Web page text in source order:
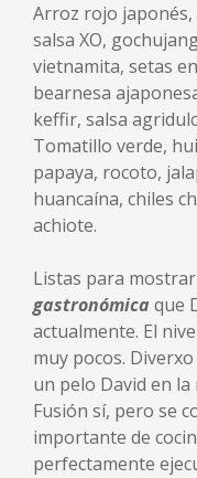
Arroz rojo japonés,
salsa XO,
vietnamita, setas
bearnesa
keffir, salsa
Tomatillo verde,
papaya, rocoto,
huancaína, chiles
achiote.
Listas para
gastronómica que
actualmente. El
muy pocos.
un pelo David en
Fusión sí, pero se
importante de
perfectamente